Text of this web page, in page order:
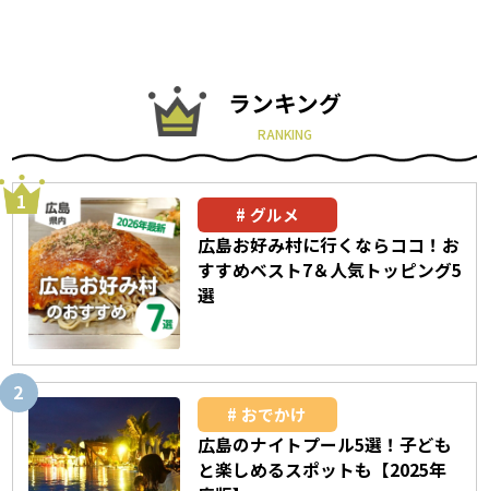
ランキング
RANKING
グルメ
広島お好み村に行くならココ！お
すすめベスト7＆人気トッピング5
選
おでかけ
広島のナイトプール5選！子ども
と楽しめるスポットも【2025年